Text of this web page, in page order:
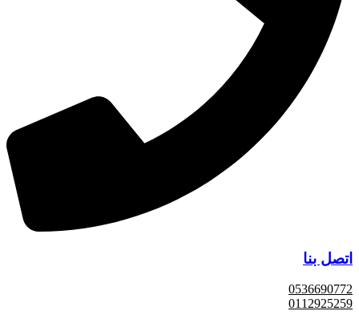
اتصل بنا
0536690772
0112925259